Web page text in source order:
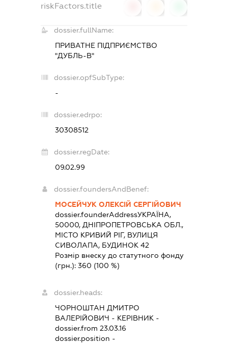
riskFactors.title
dossier.fullName:
ПРИВАТНЕ ПІДПРИЄМСТВО
"ДУБЛЬ-В"
dossier.opfSubType:
-
dossier.edrpo:
30308512
dossier.regDate:
09.02.99
dossier.foundersAndBenef:
МОСЕЙЧУК ОЛЕКСІЙ СЕРГІЙОВИЧ
dossier.founderAddressУКРАЇНА,
50000, ДНІПРОПЕТРОВСЬКА ОБЛ.,
МІСТО КРИВИЙ РІГ, ВУЛИЦЯ
СИВОЛАПА, БУДИНОК 42
Розмір внеску до статутного фонду
(грн.): 360 (100 %)
dossier.heads:
ЧОРНОШТАН ДМИТРО
ВАЛЕРІЙОВИЧ - КЕРІВНИК -
dossier.from 23.03.16
dossier.position -